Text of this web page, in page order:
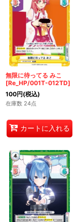
無限に待ってる みこ
[Re_HP/001T-012TD]
100円(税込)
在庫数 24点
カートに入れる